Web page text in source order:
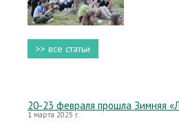
>> все статьи
20-23 февраля прошла Зимняя
1 марта 2025 г.